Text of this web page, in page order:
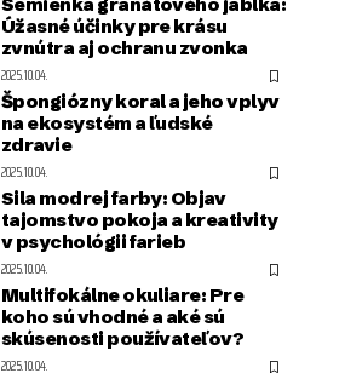
Semienka granátového jablka:
Úžasné účinky pre krásu
zvnútra aj ochranu zvonka
2025.10.04.
Špongiózny koral a jeho vplyv
na ekosystém a ľudské
zdravie
2025.10.04.
Sila modrej farby: Objav
tajomstvo pokoja a kreativity
v psychológii farieb
2025.10.04.
Multifokálne okuliare: Pre
koho sú vhodné a aké sú
skúsenosti používateľov?
2025.10.04.